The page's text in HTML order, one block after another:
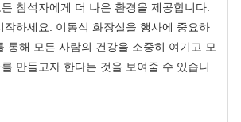
참석자에게 더 나은 환경을 제공합니다.
작하세요. 이동식 화장실을 행사에 중요하
통해 모든 사람의 건강을 소중히 여기고 모
만들고자 한다는 것을 보여줄 수 있습니